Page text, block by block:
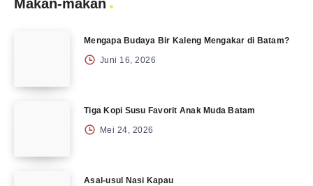
Makan-makan
Mengapa Budaya Bir Kaleng Mengakar di Batam?
Juni 16, 2026
Tiga Kopi Susu Favorit Anak Muda Batam
Mei 24, 2026
Asal-usul Nasi Kapau